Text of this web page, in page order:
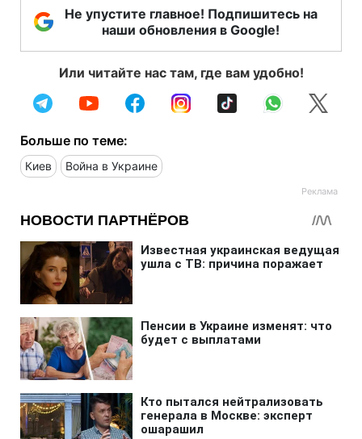
Не упустите главное! Подпишитесь на
наши обновления в Google!
Или читайте нас там, где вам удобно!
Больше по теме:
Киев Война в Украине